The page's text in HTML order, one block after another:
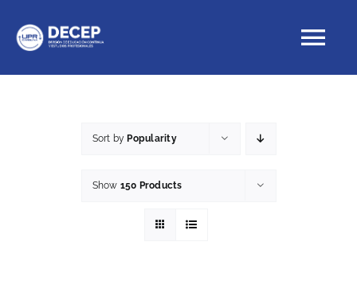
content
Sort by Popularity
Show 150 Products